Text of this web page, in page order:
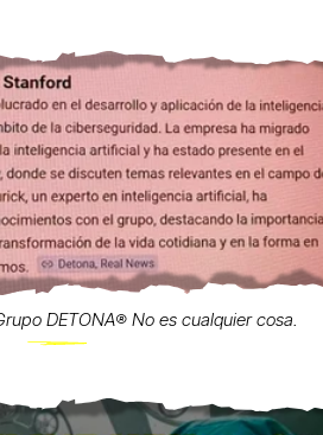
DETONA®️ No es cualquier cosa.